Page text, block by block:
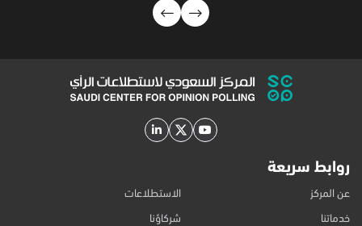
روابط سريعة
عن المركز الاستطلاعات
خدماتنا شركاؤنا